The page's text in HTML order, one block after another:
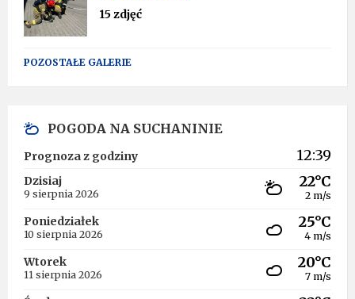
15 zdjęć
POZOSTAŁE GALERIE
POGODA NA SUCHANINIE
Prognoza z godziny 12:39
Dzisiaj
9 sierpnia 2026
22°C
2 m/s
Poniedziałek
10 sierpnia 2026
25°C
4 m/s
Wtorek
11 sierpnia 2026
20°C
7 m/s